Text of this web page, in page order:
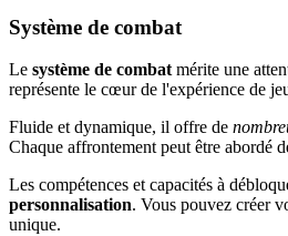
Système de combat
Le système de combat mérite une
représente le cœur de l'expérience de
Fluide et dynamique, il offre de
Chaque affrontement peut être abordé
Les compétences et capacités à
personnalisation. Vous pouvez créer
unique.